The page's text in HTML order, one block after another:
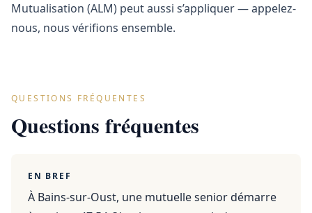
Mutualisation (ALM) peut aussi s’appliquer — appelez-
nous, nous vérifions ensemble.
QUESTIONS FRÉQUENTES
Questions fréquentes
EN BREF
À Bains-sur-Oust, une mutuelle senior démarre